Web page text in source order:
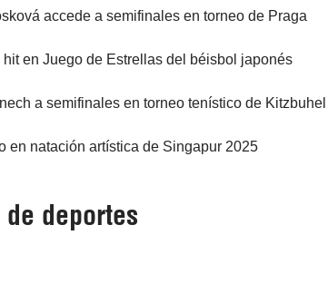
accede a semifinales en torneo de Praga
en Juego de Estrellas del béisbol japonés
a semifinales en torneo tenístico de Kitzbuhel
en natación artística de Singapur 2025
deportes